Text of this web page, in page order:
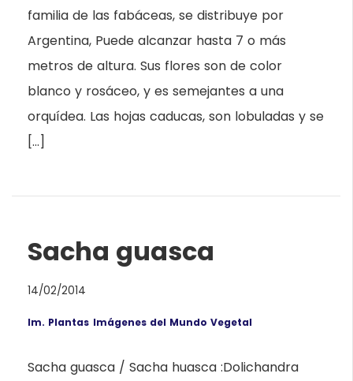
familia de las fabáceas, se distribuye por
Argentina, Puede alcanzar hasta 7 o más
metros de altura. Sus flores son de color
blanco y rosáceo, y es semejantes a una
orquídea. Las hojas caducas, son lobuladas y se
[…]
Sacha guasca
14/02/2014
Im. Plantas Imágenes del Mundo Vegetal
Sacha guasca / Sacha huasca :Dolichandra